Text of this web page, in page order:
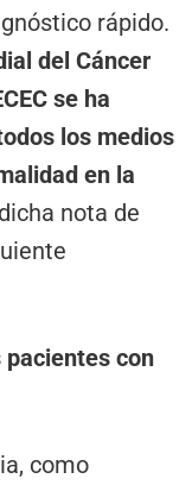
rápido.
del Cáncer
se ha
los medios
en la
nota de
pacientes con
como